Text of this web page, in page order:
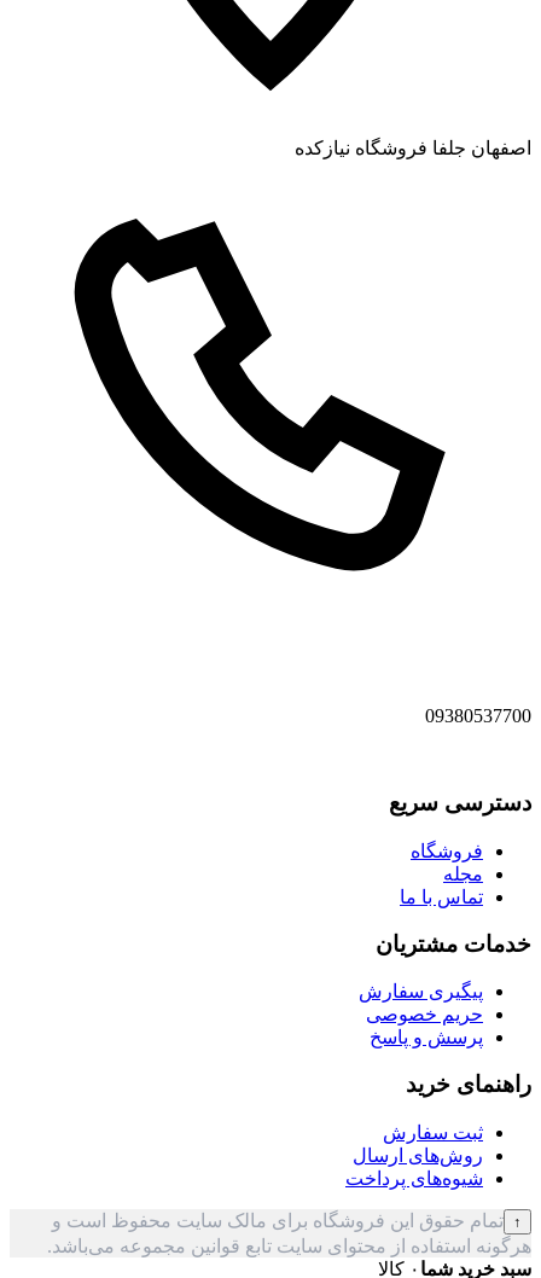
اصفهان جلفا فروشگاه نیازکده
09380537700
دسترسی سریع
فروشگاه
مجله
تماس با ما
خدمات مشتریان
پیگیری سفارش
حریم خصوصی
پرسش و پاسخ
راهنمای خرید
ثبت سفارش
روش‌های ارسال
شیوه‌های پرداخت
↑ تمام حقوق این فروشگاه برای مالک سایت محفوظ است و
هرگونه استفاده از محتوای سایت تابع قوانین مجموعه می‌باشد.
سبد خرید شما ۰ کالا